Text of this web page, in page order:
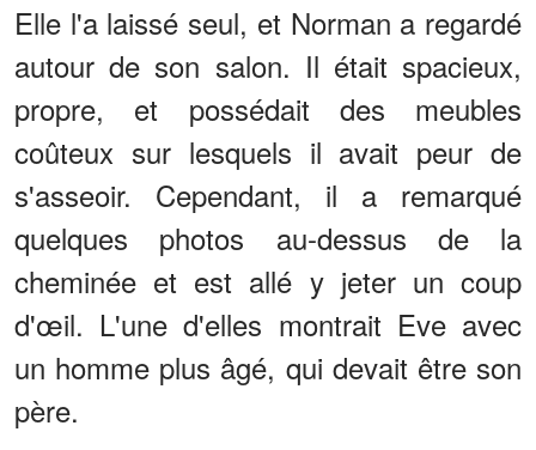
Elle l'a laissé seul, et Norman a regardé
autour de son salon. Il était spacieux,
propre, et possédait des meubles
coûteux sur lesquels il avait peur de
s'asseoir. Cependant, il a remarqué
quelques photos au-dessus de la
cheminée et est allé y jeter un coup
d'œil. L'une d'elles montrait Eve avec
un homme plus âgé, qui devait être son
père.